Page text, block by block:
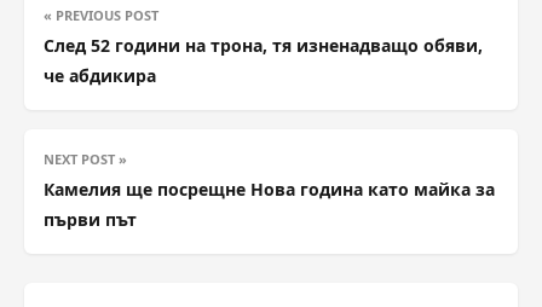
« PREVIOUS POST
След 52 години на трона, тя изненадващо обяви,
че абдикира
NEXT POST »
Камелия ще посрещне Нова година като майка за
първи път